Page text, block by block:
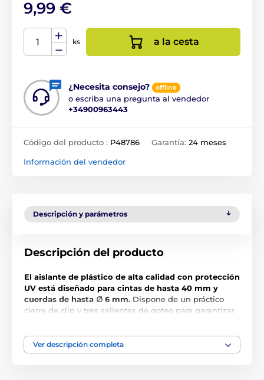
9,99 €
ks a la cesta
¿Necesita consejo? offline
o escriba una pregunta al vendedor
+34900963443
Código del producto : P48786 Garantía: 24 meses
Información del vendedor
Descripción y parámetros
Descripción del producto
El aislante de plástico de alta calidad con protección
UV está diseñado para cintas de hasta 40 mm y
cuerdas de hasta ∅ 6 mm. Dispone de un práctico
cierre de clip y tres salientes de goteo para garantizar
Ver descripción completa